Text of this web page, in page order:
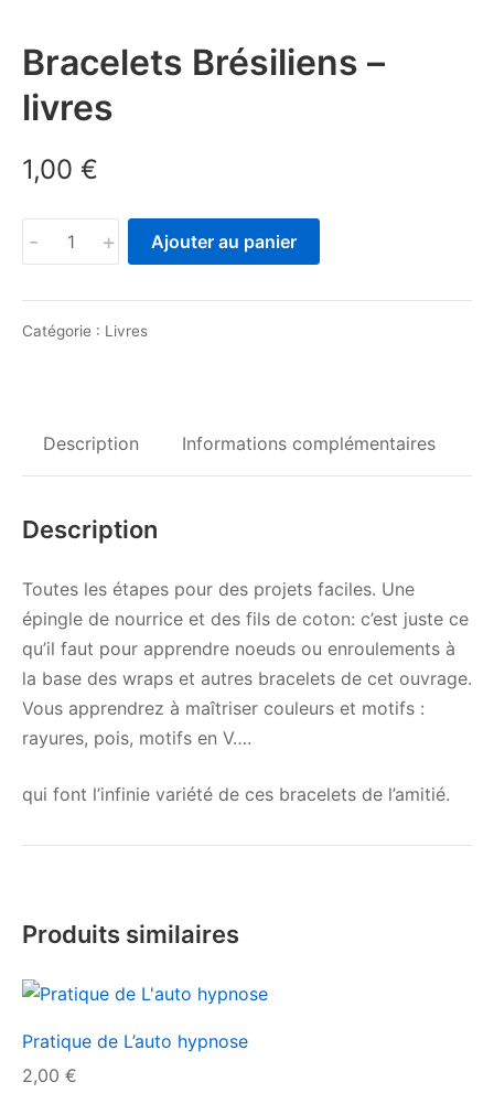
Bracelets Brésiliens –
livres
1,00 €
quantité
de
Brésiliens
- + Ajouter au panier
Catégorie : Livres
Description Informations complémentaires
Description
Toutes les étapes pour des projets faciles. Une
épingle de nourrice et des fils de coton: c’est juste ce
qu’il faut pour apprendre noeuds ou enroulements à
la base des wraps et autres bracelets de cet ouvrage.
Vous apprendrez à maîtriser couleurs et motifs :
rayures, pois, motifs en V….
qui font l’infinie variété de ces bracelets de l’amitié.
Produits similaires
Pratique de L’auto hypnose
2,00 €